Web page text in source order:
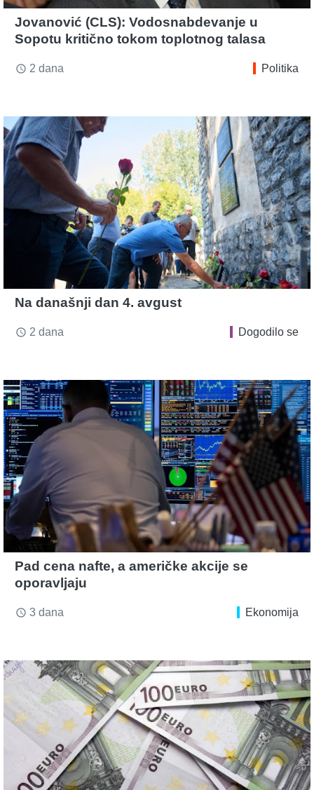
Jovanović (CLS): Vodosnabdevanje u
Sopotu kritično tokom toplotnog talasa
access_time 2 dana Politika
Na današnji dan 4. avgust
access_time 2 dana Dogodilo se
Pad cena nafte, a američke akcije se
oporavljaju
access_time 3 dana Ekonomija